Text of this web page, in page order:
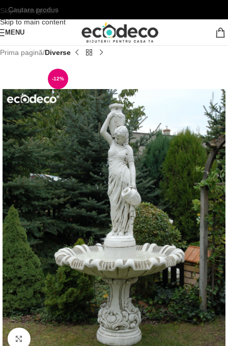
Skip to navigation
Skip to main content
MENU
Prima pagină Diverse
-12%
Click to enlarge